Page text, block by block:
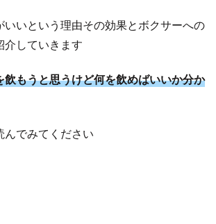
いいという理由その効果とボクサーへの
介していきます
飲もうと思うけど何を飲めばいいか分か
んでみてください